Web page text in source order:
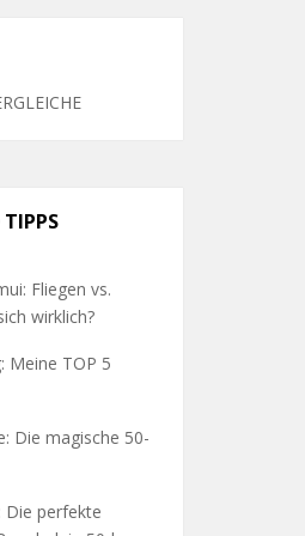
Fliegen vs.
wirklich?
Meine TOP 5
Die magische 50-
Die perfekte